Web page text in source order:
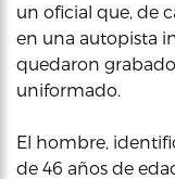
un oficial que, de
en una autopista
quedaron
uniformado.
El hombre,
de 46 años de